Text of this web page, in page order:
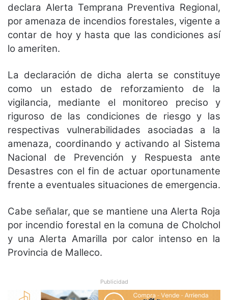
declara Alerta Temprana Preventiva Regional,
por amenaza de incendios forestales, vigente a
contar de hoy y hasta que las condiciones así
lo ameriten.
La declaración de dicha alerta se constituye
como un estado de reforzamiento de la
vigilancia, mediante el monitoreo preciso y
riguroso de las condiciones de riesgo y las
respectivas vulnerabilidades asociadas a la
amenaza, coordinando y activando al Sistema
Nacional de Prevención y Respuesta ante
Desastres con el fin de actuar oportunamente
frente a eventuales situaciones de emergencia.
Cabe señalar, que se mantiene una Alerta Roja
por incendio forestal en la comuna de Cholchol
y una Alerta Amarilla por calor intenso en la
Provincia de Malleco.
Publicidad